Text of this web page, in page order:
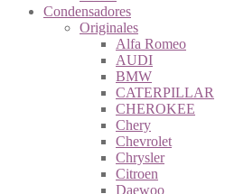
Condensadores
Originales
Alfa Romeo
AUDI
BMW
CATERPILLAR
CHEROKEE
Chery
Chevrolet
Chrysler
Citroen
Daewoo